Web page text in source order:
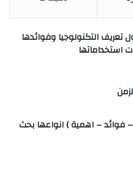
التكنولوجيا وفوائدها
استخداماتها
– فوائد – اهمية ) انواعها بحث